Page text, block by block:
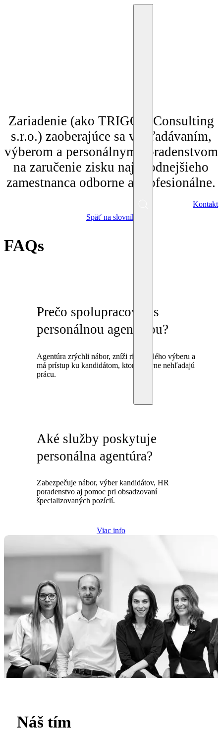
Kontakt
Zariadenie (ako TRIGON Consulting
s.r.o.) zaoberajúce sa vyhľadávaním,
výberom a personálnym poradenstvom
na zaručenie zisku najvhodnejšieho
zamestnanca odborne a profesionálne.
Späť na slovník
FAQs
Prečo spolupracovať s
personálnou agentúrou?
Agentúra zrýchli nábor, zníži riziko zlého výberu a
má prístup ku kandidátom, ktorí aktívne nehľadajú
prácu.
Aké služby poskytuje
personálna agentúra?
Zabezpečuje nábor, výber kandidátov, HR
poradenstvo aj pomoc pri obsadzovaní
špecializovaných pozícií.
Viac info
Náš tím